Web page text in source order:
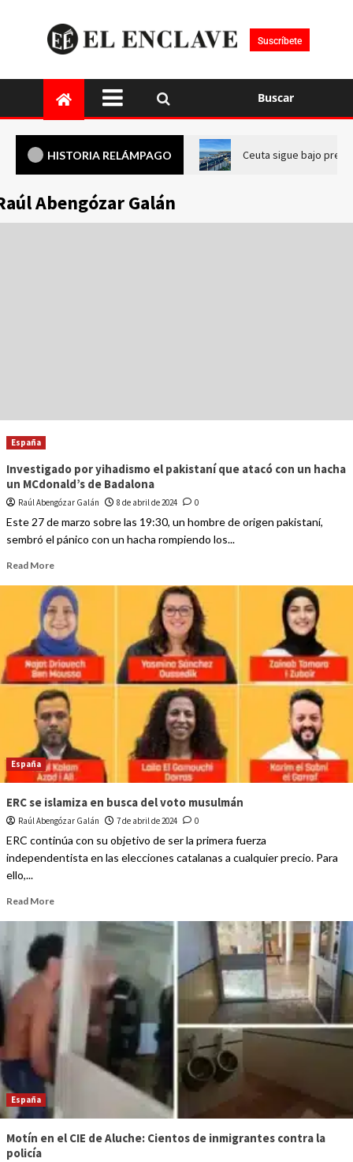
Suscríbete
Buscar
HISTORIA RELÁMPAGO Ceuta sigue bajo
Abengózar Galán
España
Investigado por yihadismo el pakistaní que atacó con un hacha
un MCdonald’s de Badalona
Raúl Abengózar Galán 8 de abril de 2024 0
Este 27 de marzo sobre las 19:30, un hombre de origen pakistaní,
sembró el pánico con un hacha rompiendo los...
Read More
España
ERC se islamiza en busca del voto musulmán
Raúl Abengózar Galán 7 de abril de 2024 0
ERC continúa con su objetivo de ser la primera fuerza
independentista en las elecciones catalanas a cualquier precio. Para
ello,...
Read More
España
Motín en el CIE de Aluche: Cientos de inmigrantes contra la
policía